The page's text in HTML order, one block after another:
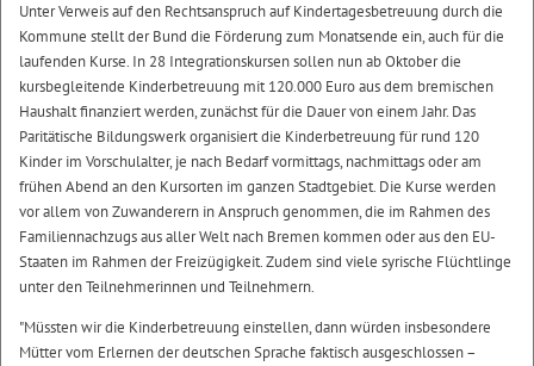
Unter Verweis auf den Rechtsanspruch auf Kindertagesbetreuung durch die
Kommune stellt der Bund die Förderung zum Monatsende ein, auch für die
laufenden Kurse. In 28 Integrationskursen sollen nun ab Oktober die
kursbegleitende Kinderbetreuung mit 120.000 Euro aus dem bremischen
Haushalt finanziert werden, zunächst für die Dauer von einem Jahr. Das
Paritätische Bildungswerk organisiert die Kinderbetreuung für rund 120
Kinder im Vorschulalter, je nach Bedarf vormittags, nachmittags oder am
frühen Abend an den Kursorten im ganzen Stadtgebiet. Die Kurse werden
vor allem von Zuwanderern in Anspruch genommen, die im Rahmen des
Familiennachzugs aus aller Welt nach Bremen kommen oder aus den EU-
Staaten im Rahmen der Freizügigkeit. Zudem sind viele syrische Flüchtlinge
unter den Teilnehmerinnen und Teilnehmern.
"Müssten wir die Kinderbetreuung einstellen, dann würden insbesondere
Mütter vom Erlernen der deutschen Sprache faktisch ausgeschlossen –